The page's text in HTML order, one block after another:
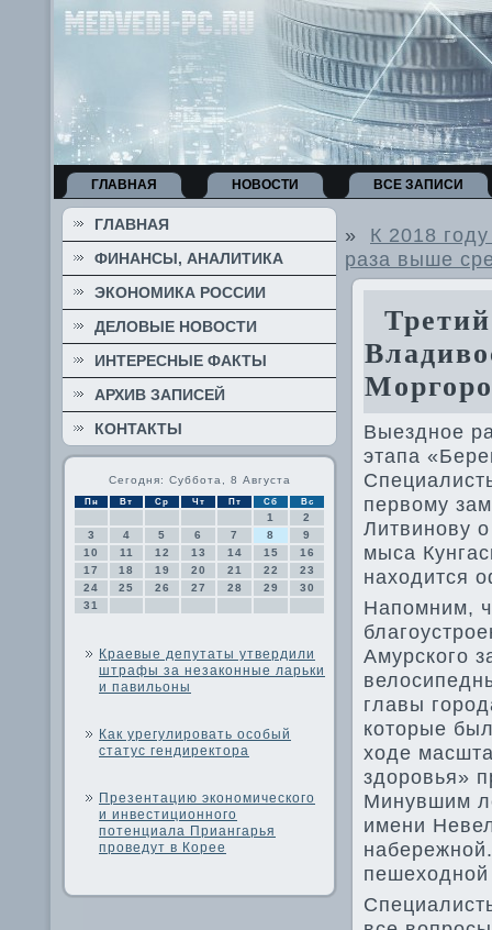
ГЛАВНАЯ НОВОСТИ ВСЕ ЗАПИСИ
ГЛАВНАЯ
ФИНАНСЫ, АНАЛИТИКА
ЭКОНОМИКА РОССИИ
ДЕЛОВЫЕ НОВОСТИ
ИНТЕРЕСНЫЕ ФАКТЫ
АРХИВ ЗАПИСЕЙ
КОНТАКТЫ
Сегодня: Суббота, 8 Августа
Пн Вт Ср Чт Пт Сб Вс
1
2
3
4 5 6 7 8
9
10
11 12 13 14 15
16
17
18 19 20 21 22
23
24
25 26 27 28 29
30
31
Краевые депутаты утвердили
штрафы за незаконные ларьки
и павильоны
Как урегулировать особый
статус гендиректора
Презентацию экономического
и инвестиционного
потенциала Приангарья
проведут в Корее
» К 2018
раза выше
Выездное
этапа
первοму
Литвинову
мыса
нахοдится
Напомним,
Амурского
главы
котοрые
хοде
здοровья»
Минувшим
имени